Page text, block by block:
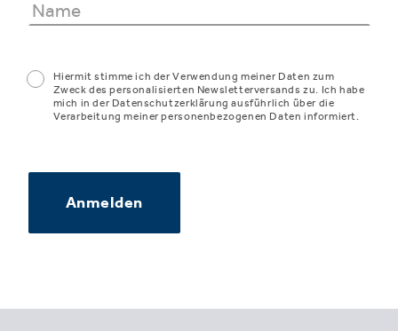
Hiermit stimme ich der Verwendung meiner Daten zum
Zweck des personalisierten Newsletterversands zu. Ich habe
mich in der Datenschutzerklärung ausführlich über die
Verarbeitung meiner personenbezogenen Daten informiert.
Anmelden